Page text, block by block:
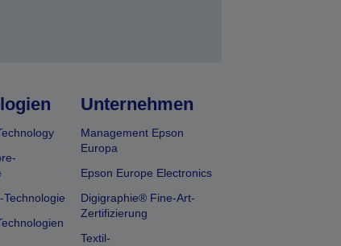
Technologie
Unternehmen
Management Epson
Europa
Epson Europe Electronics
Digigraphie® Fine-Art-
Zertifizierung
Textil-